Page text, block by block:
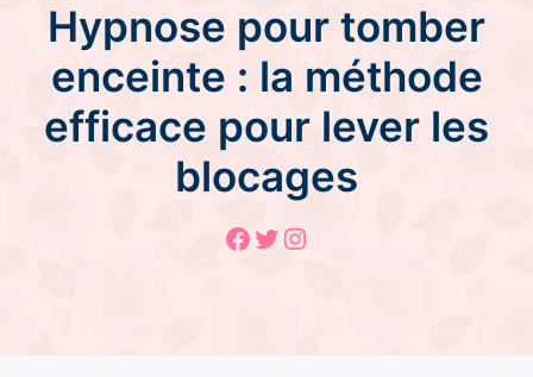
Hypnose pour tomber
enceinte : la méthode
efficace pour lever les
blocages
Facebook
Twitter
Instagram